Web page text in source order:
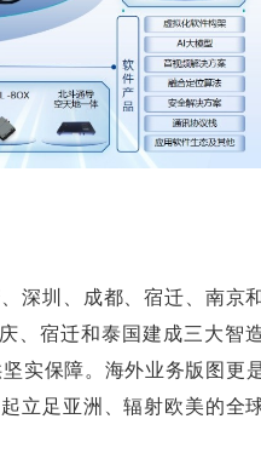
深圳、成都、宿迁、南京
、宿迁和泰国建成三大智
实保障。海外业务版图更
立足亚洲、辐射欧美的全